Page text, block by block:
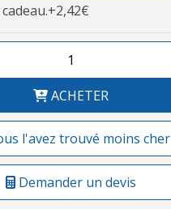
+2,42€
ACHETER
l'avez trouvé moins cher
Demander un devis